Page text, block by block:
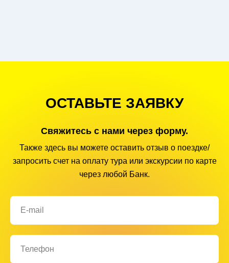
ОСТАВЬТЕ ЗАЯВКУ
Свяжитесь с нами через форму.
Также здесь вы можете оставить отзыв о поездке/
запросить счет на оплату тура или экскурсии по карте
через любой Банк.
E-mail
Телефон